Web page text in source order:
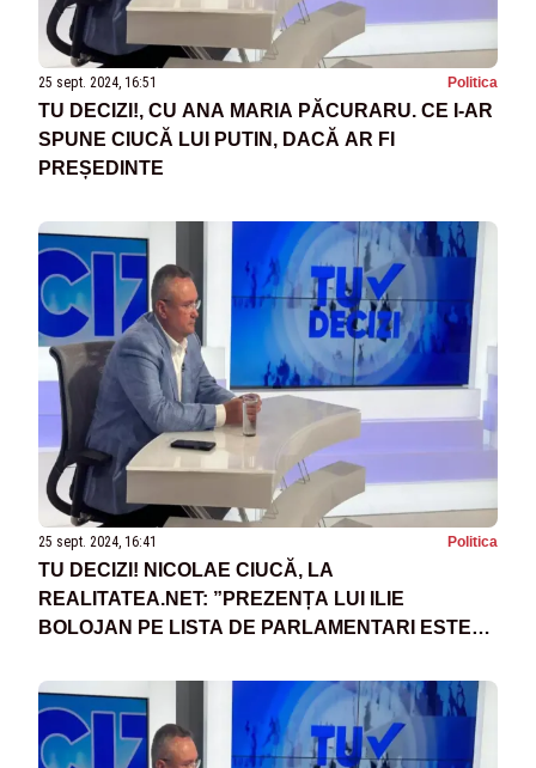
25 sept. 2024, 16:51 Politica
TU DECIZI!, CU ANA MARIA PĂCURARU. CE I-AR
SPUNE CIUCĂ LUI PUTIN, DACĂ AR FI
PREȘEDINTE
25 sept. 2024, 16:41 Politica
TU DECIZI! NICOLAE CIUCĂ, LA
REALITATEA.NET: ”PREZENȚA LUI ILIE
BOLOJAN PE LISTA DE PARLAMENTARI ESTE